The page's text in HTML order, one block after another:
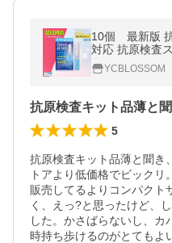
10個 最新版 抗原検査
対応 抗原検査
送料無料
で検出
YCBLOSSOM
5
抗原検査キット品薄と聞き
トアより低価格でビック
販売してるよりコンパクト
く、えっ?と思ったけど、
した。かさばらないし、カ
時持ち歩けるのがとてもよ